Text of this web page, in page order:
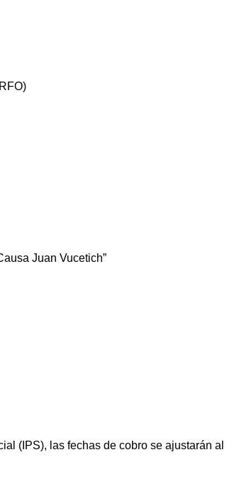
Juan Vucetich”
(IPS), las fechas de cobro se ajustarán al